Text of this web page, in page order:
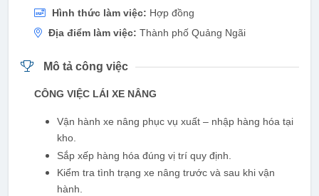
Hình thức làm việc: Hợp đồng
Địa điểm làm việc: Thành phố Quảng Ngãi
Mô tả công việc
CÔNG VIỆC LÁI XE NÂNG
Vận hành xe nâng phục vụ xuất – nhập hàng hóa tại
kho.
Sắp xếp hàng hóa đúng vị trí quy định.
Kiểm tra tình trạng xe nâng trước và sau khi vận
hành.